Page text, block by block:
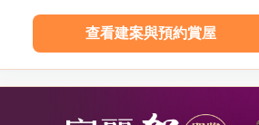
查看建案與預約賞屋